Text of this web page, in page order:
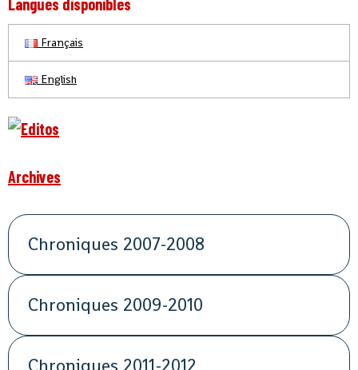
Français
English
Archives
Chroniques 2007-2008
Chroniques 2009-2010
Chroniques 2011-2012